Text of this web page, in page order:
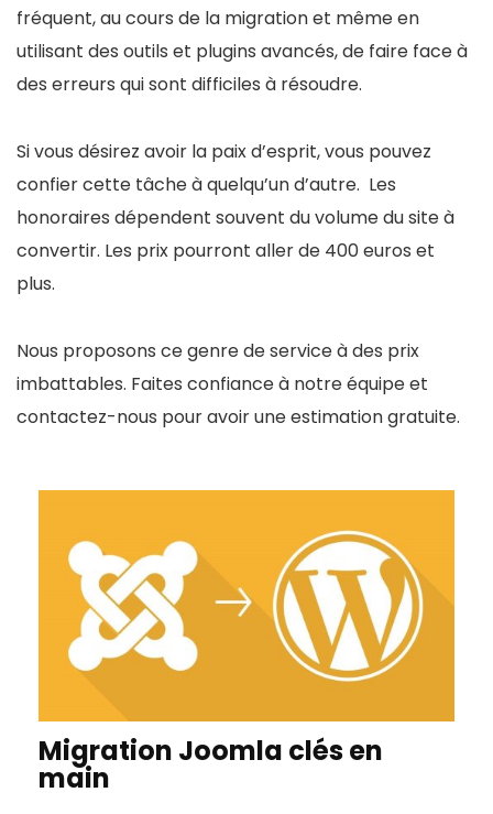
fréquent, au cours de la migration et même en
utilisant des outils et plugins avancés, de faire face à
des erreurs qui sont difficiles à résoudre.
Si vous désirez avoir la paix d’esprit, vous pouvez
confier cette tâche à quelqu’un d’autre. Les
honoraires dépendent souvent du volume du site à
convertir. Les prix pourront aller de 400 euros et
plus.
Nous proposons ce genre de service à des prix
imbattables. Faites confiance à notre équipe et
contactez-nous pour avoir une estimation gratuite.
Migration Joomla clés en
main